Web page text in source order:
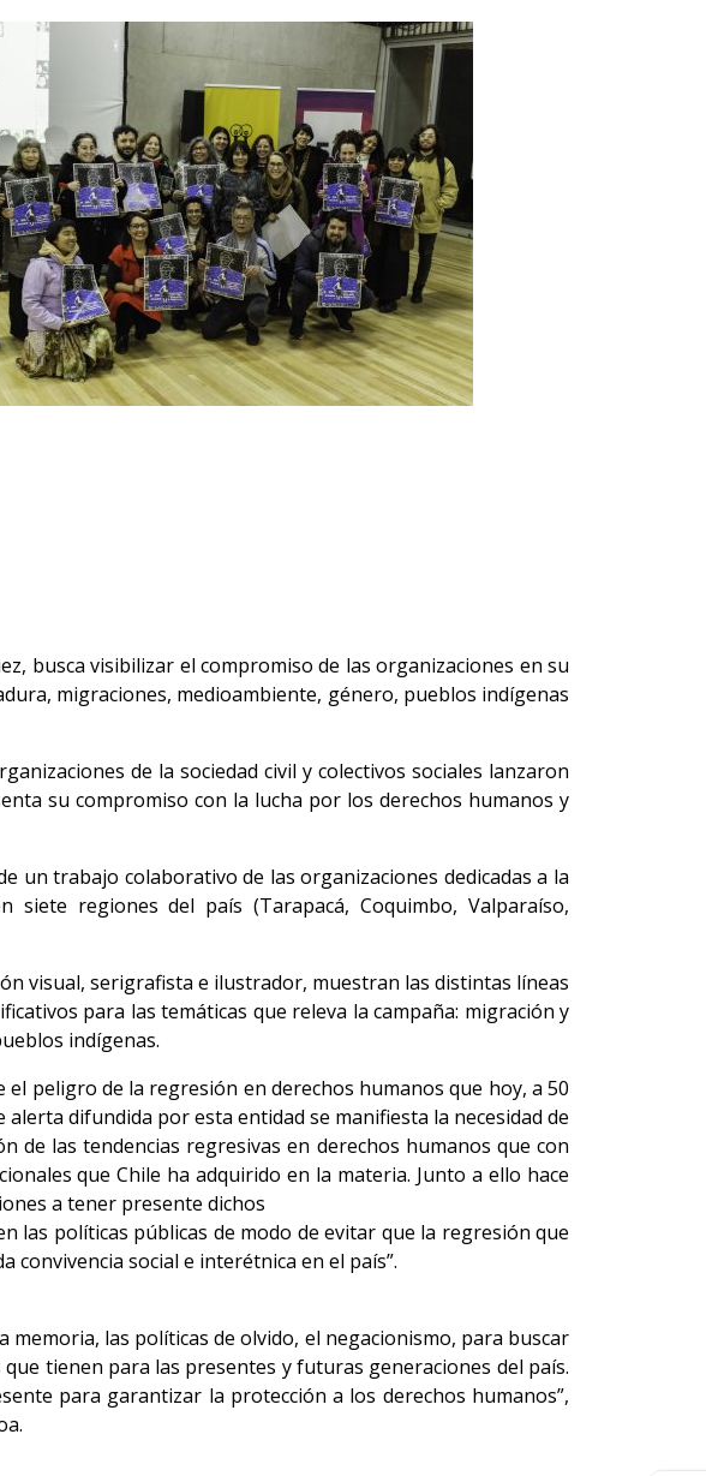
busca visibilizar el compromiso de las organizaciones en su
migraciones, medioambiente, género, pueblos indígenas
de la sociedad civil y colectivos sociales lanzaron
su compromiso con la lucha por los derechos humanos y
un trabajo colaborativo de las organizaciones dedicadas a la
regiones del país (Tarapacá, Coquimbo, Valparaíso,
visual, serigrafista e ilustrador, muestran las distintas líneas
para las temáticas que releva la campaña: migración y
indígenas.
peligro de la regresión en derechos humanos que hoy, a 50
difundida por esta entidad se manifiesta la necesidad de
de las tendencias regresivas en derechos humanos que con
que Chile ha adquirido en la materia. Junto a ello hace
a tener presente dichos
las políticas públicas de modo de evitar que la regresión que
social e interétnica en el país”.
las políticas de olvido, el negacionismo, para buscar
tienen para las presentes y futuras generaciones del país.
para garantizar la protección a los derechos humanos”,